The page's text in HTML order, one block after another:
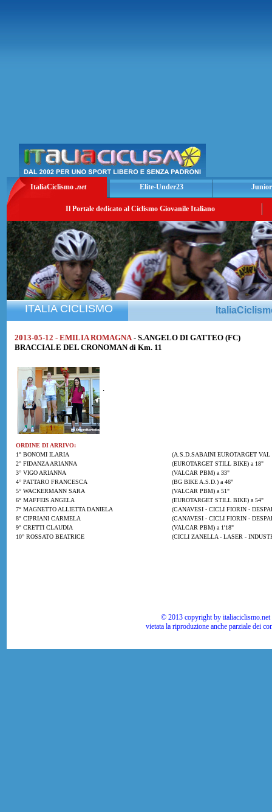
ItaliaCiclismo .net Elite-Under23
Il Portale dedicato al Ciclismo Giovanile Italiano
ITALIA CICLISMO
2013-05-12 - EMILIA ROMAGNA - S.ANGELO DI GATTEO (FC)
BRACCIALE DEL CRONOMAN di Km. 11
.
ORDINE DI ARRIVO:
1° BONOMI ILARIA
(A.S.D.SABAINI EUROTARGET
2° FIDANZA ARIANNA
(EUROTARGET STILL BIKE) a 18"
3° VIGO ARIANNA
(VALCAR PBM) a 33"
4° PATTARO FRANCESCA
(BG BIKE A.S.D.) a 46"
5° WACKERMANN SARA
(VALCAR PBM) a 51"
6° MAFFEIS ANGELA
(EUROTARGET STILL BIKE) a 54"
7° MAGNETTO ALLIETTA DANIELA
(CANAVESI - CICLI FIORIN -
8° CIPRIANI CARMELA
(CANAVESI - CICLI FIORIN -
9° CRETTI CLAUDIA
(VALCAR PBM) a 1'18"
10° ROSSATO BEATRICE
(CICLI ZANELLA - LASER -
© 2013 copyright by
vietata la riproduzione anche parziale dei